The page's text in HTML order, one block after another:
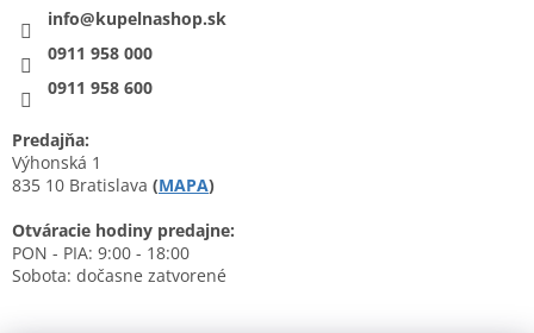
info@kupelnashop.sk
0911 958 000
0911 958 600
Predajňa:
Výhonská 1
835 10 Bratislava (MAPA)
Otváracie hodiny predajne:
PON - PIA: 9:00 - 18:00
Sobota: dočasne zatvorené